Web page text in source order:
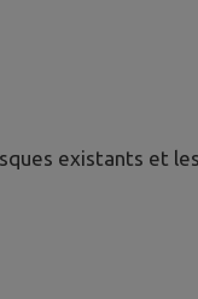
existants et les